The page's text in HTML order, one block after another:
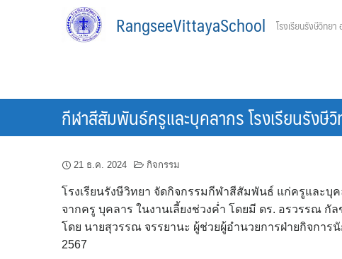
RangseeVittayaSchool โรงเรียนรังษีวิทยา
กีฬาสีสัมพันธ์ครูและบุคลากร โรงเรียนรังษี
21 ธ.ค. 2024 กิจกรรม
โรงเรียนรังษีวิทยา จัดกิจกรรมกีฬาสีสัมพันธ์ แก่ครูและ
จากครู บุคลาร ในงานเลี้ยงช่วงค่ำ โดยมี ดร. อรวรรณ กั
โดย นายสุวรรณ จรรยานะ ผู้ช่วยผู้อำนวยการฝ่ายกิจการ
2567